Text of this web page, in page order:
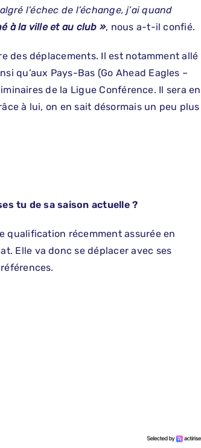
l’échec de l’échange, j’ai quand
à la ville et au club », nous a-t-il confié.
des déplacements. Il est notamment allé
qu’aux Pays-Bas (Go Ahead Eagles –
de la Ligue Conférence. Il sera en
à lui, on en sait désormais un peu plus
tu de sa saison actuelle ?
qualification récemment assurée en
Elle va donc se déplacer avec ses